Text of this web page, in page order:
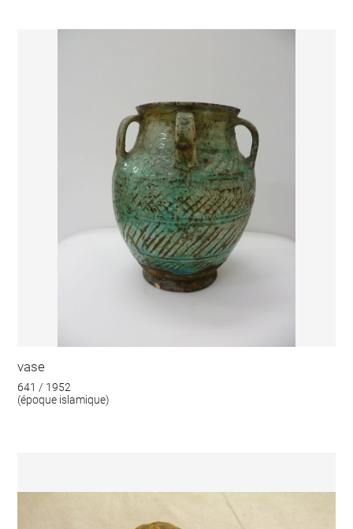
vase
641 / 1952
(époque islamique)